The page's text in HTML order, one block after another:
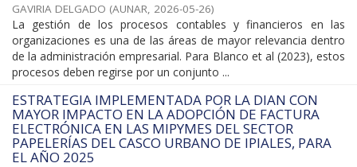
GAVIRIA DELGADO (AUNAR, 2026-05-26)
La gestión de los procesos contables y financieros en las
organizaciones es una de las áreas de mayor relevancia dentro
de la administración empresarial. Para Blanco et al (2023), estos
procesos deben regirse por un conjunto ...
ESTRATEGIA IMPLEMENTADA POR LA DIAN CON
MAYOR IMPACTO EN LA ADOPCIÓN DE FACTURA
ELECTRÓNICA EN LAS MIPYMES DEL SECTOR
PAPELERÍAS DEL CASCO URBANO DE IPIALES, PARA
EL AÑO 2025